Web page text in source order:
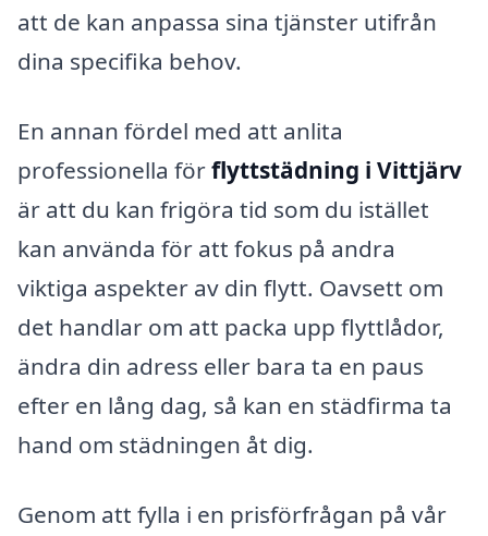
att de kan anpassa sina tjänster utifrån
dina specifika behov.
En annan fördel med att anlita
professionella förflyttstädning i Vittjärv
är att du kan frigöra tid som du istället
kan använda för att fokus på andra
viktiga aspekter av din flytt. Oavsett om
det handlar om att packa upp flyttlådor,
ändra din adress eller bara ta en paus
efter en lång dag, så kan en städfirma ta
hand om städningen åt dig.
Genom att fylla i en prisförfrågan på vår